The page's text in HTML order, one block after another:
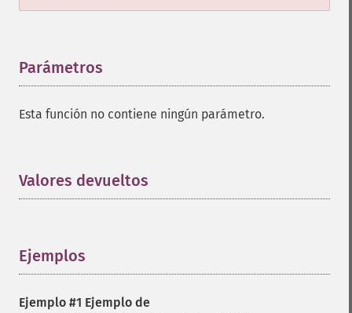
Parámetros
Esta función no contiene ningún parámetro.
Valores devueltos
Ejemplos
Ejemplo #1 Ejemplo de